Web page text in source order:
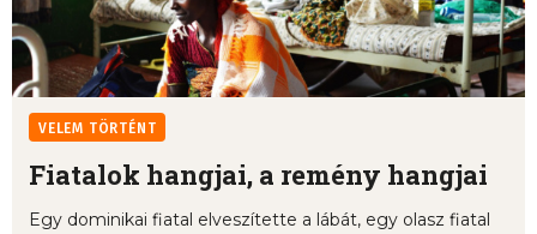
VELEM TÖRTÉNT
Fiatalok hangjai, a remény hangjai
Egy dominikai fiatal elveszítette a lábát, egy olasz fiatal